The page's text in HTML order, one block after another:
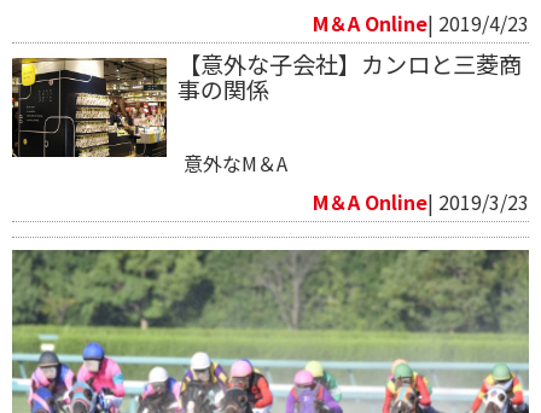
M＆A Online| 2019/4/23
【意外な子会社】カンロと三菱商
事の関係
意外なM＆A
M＆A Online| 2019/3/23